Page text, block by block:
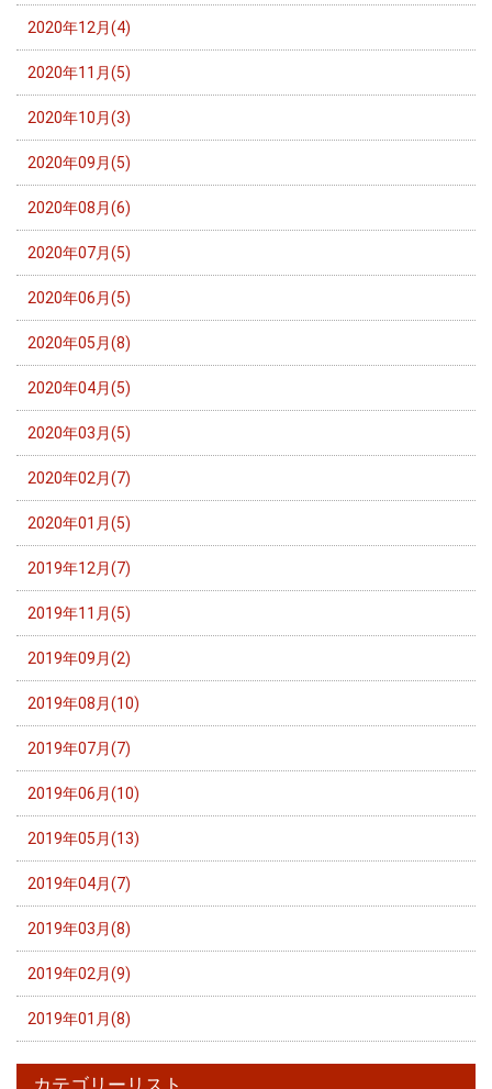
2020年12月(4)
2020年11月(5)
2020年10月(3)
2020年09月(5)
2020年08月(6)
2020年07月(5)
2020年06月(5)
2020年05月(8)
2020年04月(5)
2020年03月(5)
2020年02月(7)
2020年01月(5)
2019年12月(7)
2019年11月(5)
2019年09月(2)
2019年08月(10)
2019年07月(7)
2019年06月(10)
2019年05月(13)
2019年04月(7)
2019年03月(8)
2019年02月(9)
2019年01月(8)